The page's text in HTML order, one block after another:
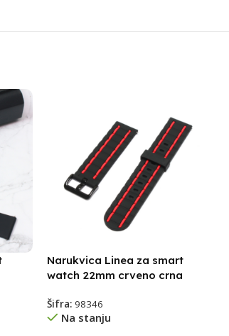
Narukvica Linea za smart
watch 22mm crveno crna
Šifra:98346
Na stanju